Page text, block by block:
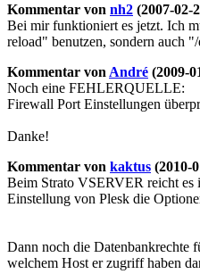
Kommentar von nh2 (2007-02-
Bei mir funktioniert es jetzt. Ich
reload" benutzen, sondern auch
Kommentar von André (2009-
Noch eine FEHLERQUELLE:
Firewall Port Einstellungen
Danke!
Kommentar von kaktus (2010-
Beim Strato VSERVER reicht es
Einstellung von Plesk die
Dann noch die Datenbankrechte
welchem Host er zugriff haben